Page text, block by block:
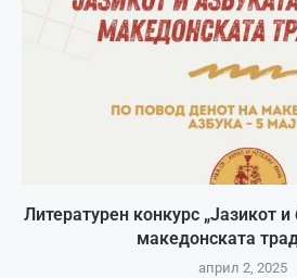
Литературен конкурс „Јазикот
македонската
април 2, 2025